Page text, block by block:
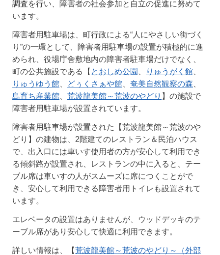
調査を行い、障害者の社会参加と自立の促進に努めて
います。
障害者用駐車場は、町行政による“人にやさしい街づく
り”の一環として、障害者用駐車場の設置が積極的に進
められ、役場庁舎敷地内の障害者駐車場だけでなく、
町の公共施設である【 とおしめ公園 りゅうがく館
りゅうゆう館
どぅくさぁや館 奄美自然観察の森
島育ち産業館
荒波龍美館～荒波のやどり 】の施設で
障害者用駐車場が設置されています。
障害者用駐車場が設置された【荒波龍美館～荒波のや
どり】の建物は、2階建てのレストラン＆民泊ハウス
で、出入口には車いす使用者の方が安心して利用でき
る傾斜路が設置され、レストランの中に入ると、テー
ブル席は車いすの人がスムーズに席につくことがで
き、安心して利用できる障害者用トイレも設置されて
います。
エレベータの設置はありませんが、ウッドデッキのテ
ーブル席があり安心して快適に利用できます。
詳しい情報は、【荒波龍美館～荒波のやどり～（外部